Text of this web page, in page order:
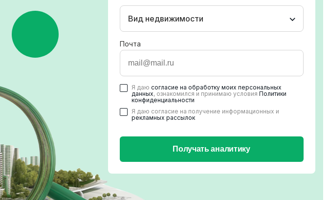
Вид недвижимости
Почта
Я даю согласие на обработку моих персональных
данных, ознакомился и принимаю условия Политики
конфиденциальности
Я даю согласие на получение информационных и
рекламных рассылок
Получать аналитику